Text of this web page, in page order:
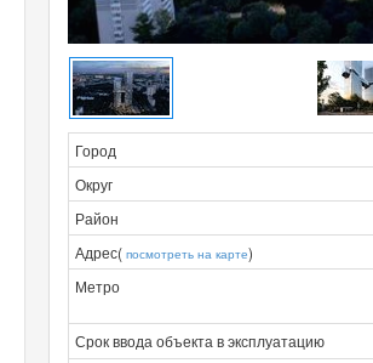
Город
Округ
Район
Адрес( посмотреть на карте)
Метро
Срок ввода объекта в эксплуатацию